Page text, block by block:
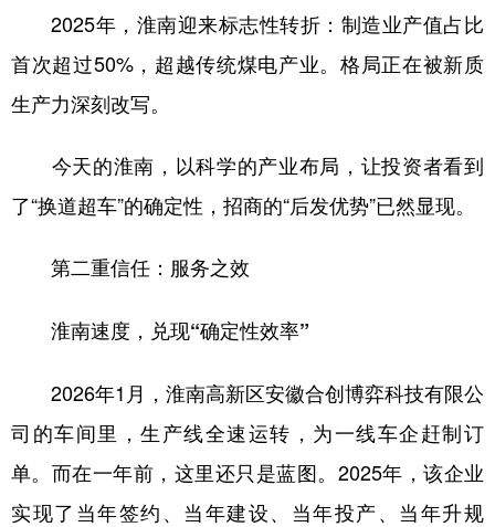
2025年，淮南迎来标志性转折：制造业产值占比
首次超过50%，超越传统煤电产业。格局正在被新质
生产力深刻改写。
今天的淮南，以科学的产业布局，让投资者看到
了“换道超车”的确定性，招商的“后发优势”已然显现。
第二重信任：服务之效
淮南速度，兑现“确定性效率”
2026年1月，淮南高新区安徽合创博弈科技有限公
司的车间里，生产线全速运转，为一线车企赶制订
单。而在一年前，这里还只是蓝图。2025年，该企业
实现了当年签约、当年建设、当年投产、当年升规